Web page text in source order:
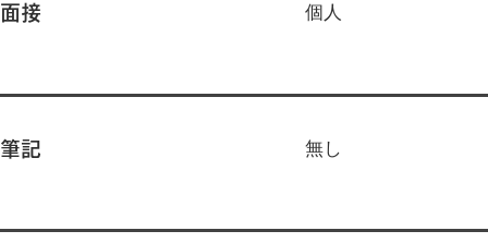
面接 個人
筆記 無し